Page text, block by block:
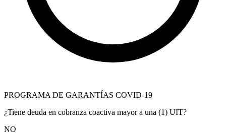
PROGRAMA DE GARANTÍAS COVID-19
¿Tiene deuda en cobranza coactiva mayor a una (1) UIT?
NO